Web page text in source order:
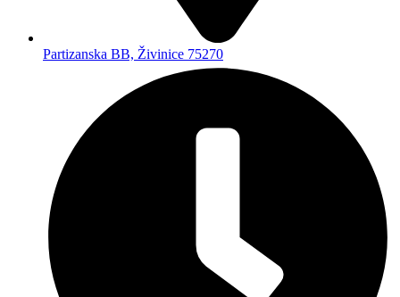
Partizanska BB, Živinice 75270